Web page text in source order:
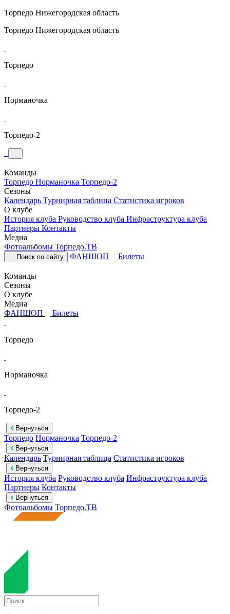
Торпедо Нижегородская область
Торпедо Нижегородская область
Торпедо
Норманочка
Торпедо-2
Команды
Торпедо Норманочка Торпедо-2
Сезоны
Календарь Турнирная таблица Статистика игроков
О клубе
История клуба Руководство клуба Инфраструктура клуба
Партнеры Контакты
Медиа
Фотоальбомы Торпедо.ТВ
Поиск по сайту ФАНШОП Билеты
Команды
Сезоны
О клубе
Медиа
ФАНШОП
Билеты
Торпедо
Норманочка
Торпедо-2
Вернуться
Торпедо Норманочка Торпедо-2
Вернуться
Календарь Турнирная таблица Статистика игроков
Вернуться
История клуба Руководство клуба Инфраструктура клуба
Партнеры Контакты
Вернуться
Фотоальбомы Торпедо.ТВ